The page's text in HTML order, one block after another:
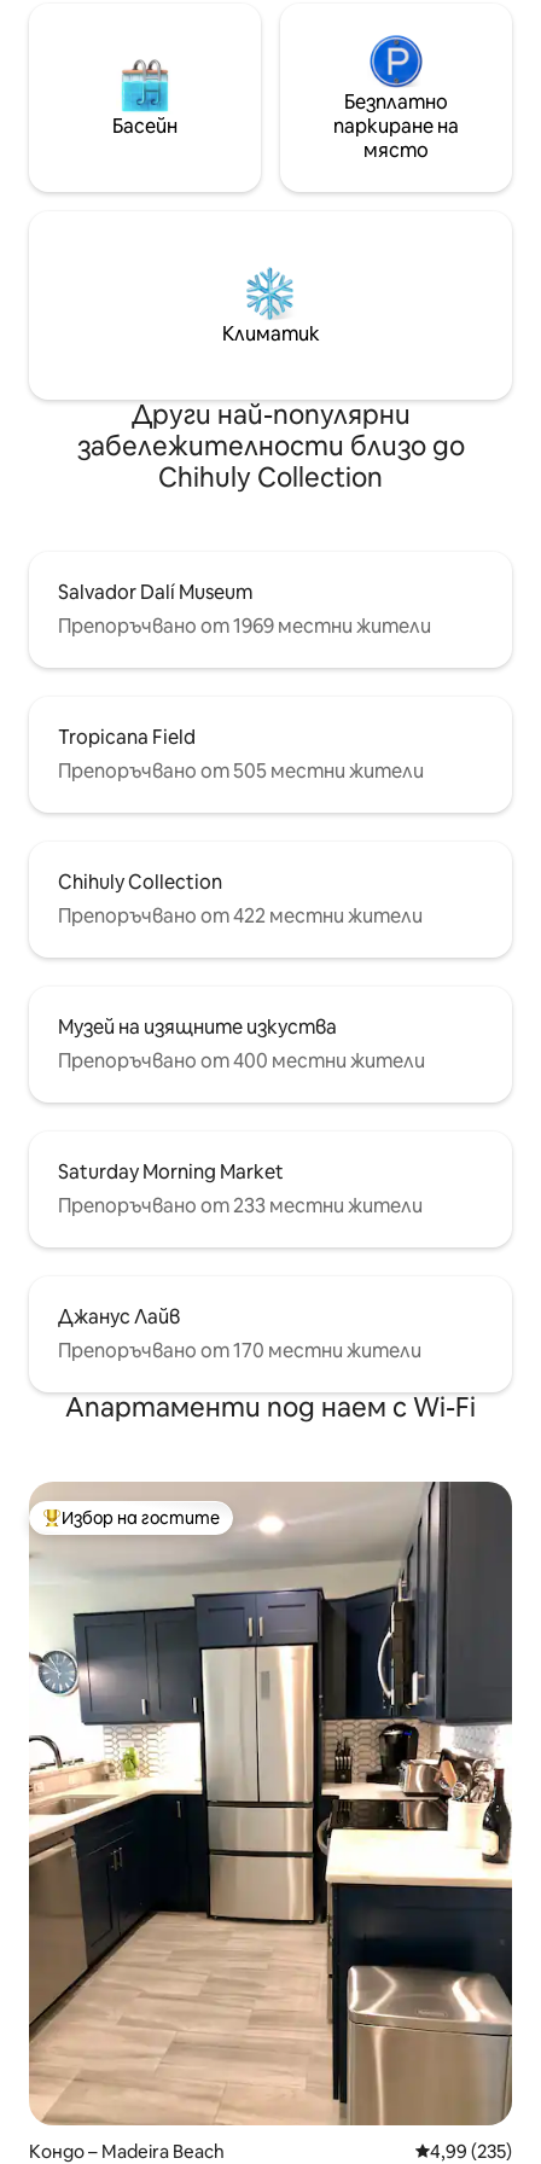
Басейн
Безплатно
паркиране на
място
Климатик
Други най-популярни
забележителности близо до
Chihuly Collection
Salvador Dalí Museum
Препоръчвано от 1969 местни жители
Tropicana Field
Препоръчвано от 505 местни жители
Chihuly Collection
Препоръчвано от 422 местни жители
Музей на изящните изкуства
Препоръчвано от 400 местни жители
Saturday Morning Market
Препоръчвано от 233 местни жители
Джанус Лайв
Препоръчвано от 170 местни жители
Апартаменти под наем с Wi-Fi
Най-популярен избор на гостите
Избор на гостите
Кондо – Madeira Beach Средна
4,99 (235)